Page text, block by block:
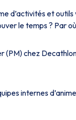
d’activités et
le temps ? Par
chez
internes